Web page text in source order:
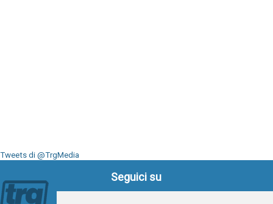
Tweets di @TrgMedia
Seguici su